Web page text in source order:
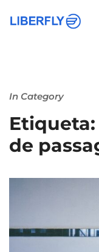
In Category
de